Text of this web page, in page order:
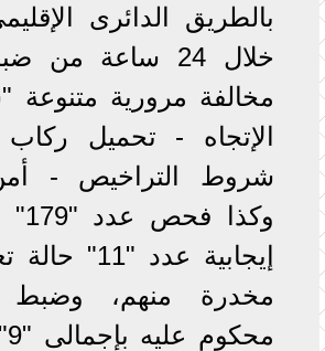
بالطريق الدائرى
مخالفة مرورية
الإتجاه - تحميل
شروط التراخيص - أمن
إيجابية عدد